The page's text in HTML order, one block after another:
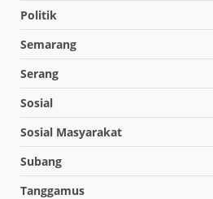
Politik
Semarang
Serang
Sosial
Sosial Masyarakat
Subang
Tanggamus